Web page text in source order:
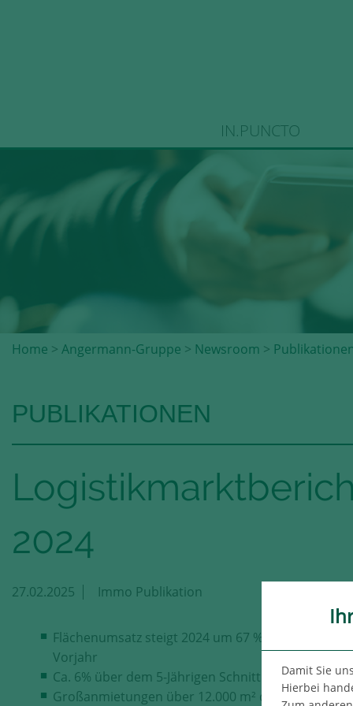
IN.PUNCTO
Home > Angermann-Gruppe > Newsroom >
PUBLIKATIONEN
2024
27.02.2025 Immo Publikation
Flächenumsatz steigt 2024 um 67 % gegenüber dem
Vorjahr
Ca. 6% über dem 5-Jährigen Schnitt
Großanmietungen über 12.000 m² dominieren
Damit Sie
Hierbei